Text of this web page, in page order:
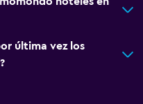
última vez los